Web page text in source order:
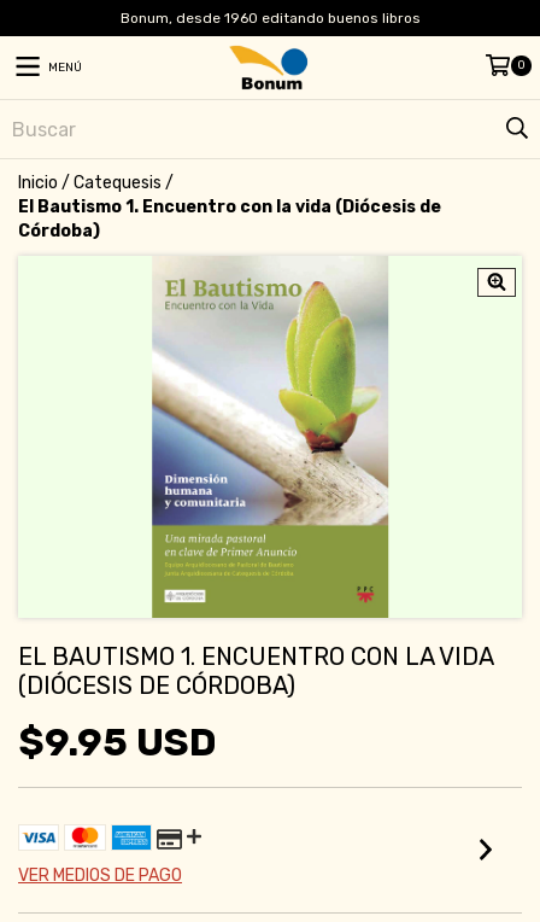
Bonum, desde 1960 editando buenos libros
MENÚ 0
Inicio / Catequesis /
El Bautismo 1. Encuentro con la vida (Diócesis de
Córdoba)
EL BAUTISMO 1. ENCUENTRO CON LA VIDA
(DIÓCESIS DE CÓRDOBA)
$9.95 USD
VER MEDIOS DE PAGO